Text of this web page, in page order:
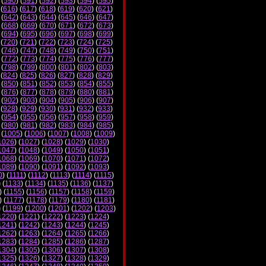
616) (617) (618) (619) (620) (621)
642) (643) (644) (645) (646) (647)
668) (669) (670) (671) (672) (673)
694) (695) (696) (697) (698) (699)
720) (721) (722) (723) (724) (725)
746) (747) (748) (749) (750) (751)
772) (773) (774) (775) (776) (777)
798) (799) (800) (801) (802) (803)
824) (825) (826) (827) (828) (829)
850) (851) (852) (853) (854) (855)
876) (877) (878) (879) (880) (881)
902) (903) (904) (905) (906) (907)
928) (929) (930) (931) (932) (933)
954) (955) (956) (957) (958) (959)
980) (981) (982) (983) (984) (985)
1005) (1006) (1007) (1008) (1009)
) (1027) (1028) (1029) (1030)
) (1048) (1049) (1050) (1051)
) (1069) (1070) (1071) (1072)
) (1090) (1091) (1092) (1093)
) (1111) (1112) (1113) (1114) (1115)
(1133) (1134) (1135) (1136) (1137)
(1155) (1156) (1157) (1158) (1159)
) (1177) (1178) (1179) (1180) (1181)
(1199) (1200) (1201) (1202) (1203)
) (1221) (1222) (1223) (1224)
) (1242) (1243) (1244) (1245)
) (1263) (1264) (1265) (1266)
) (1284) (1285) (1286) (1287)
) (1305) (1306) (1307) (1308)
) (1326) (1327) (1328) (1329)